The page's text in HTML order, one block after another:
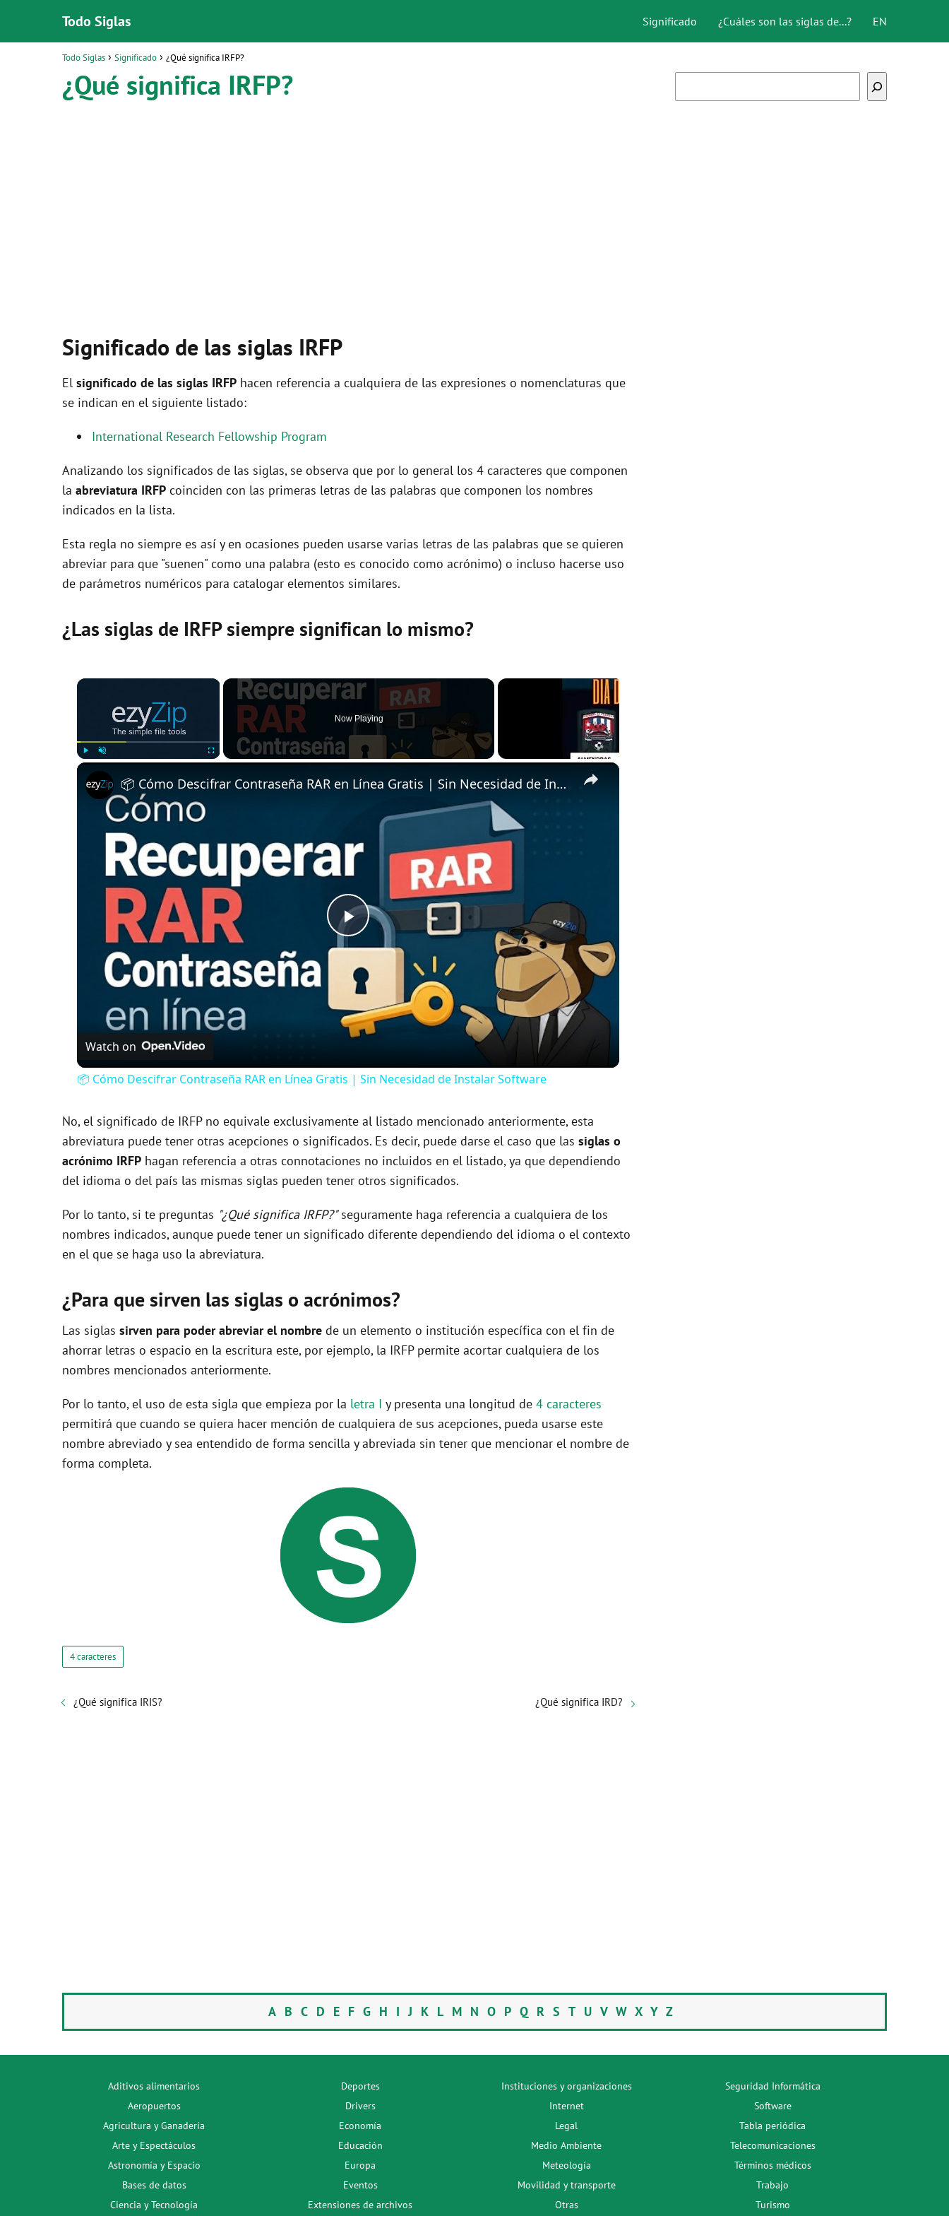
Todo Siglas Significado ¿Cuáles son las siglas de...? EN
Todo Siglas Significado ¿Qué significa IRFP?
¿Qué significa IRFP?
Significado de las siglas IRFP
El significado de las siglas IRFP hacen referencia a cualquiera de las expresiones o nomenclaturas que
se indican en el siguiente listado:
International Research Fellowship Program
Analizando los significados de las siglas, se observa que por lo general los 4 caracteres que componen
la abreviatura IRFP coinciden con las primeras letras de las palabras que componen los nombres
indicados en la lista.
Esta regla no siempre es así y en ocasiones pueden usarse varias letras de las palabras que se quieren
abreviar para que "suenen" como una palabra (esto es conocido como acrónimo) o incluso hacerse uso
de parámetros numéricos para catalogar elementos similares.
¿Las siglas de IRFP siempre significan lo mismo?
×
Play Unmute Fullscreen
Now Playing
×
P
l
a
y
i
d
e
📦 Cómo Descifrar Contraseña RAR en Línea Gratis | Sin Necesidad de Instalar Software
Watch on
📦 Cómo Descifrar Contraseña RAR en Línea Gratis | Sin Necesidad de Instalar Software
No, el significado de IRFP no equivale exclusivamente al listado mencionado anteriormente, esta
abreviatura puede tener otras acepciones o significados. Es decir, puede darse el caso que las siglas o
acrónimo IRFP hagan referencia a otras connotaciones no incluidos en el listado, ya que dependiendo
del idioma o del país las mismas siglas pueden tener otros significados.
Por lo tanto, si te preguntas "¿Qué significa IRFP?"seguramente haga referencia a cualquiera de los
nombres indicados, aunque puede tener un significado diferente dependiendo del idioma o el contexto
en el que se haga uso la abreviatura.
¿Para que sirven las siglas o acrónimos?
Las siglas sirven para poder abreviar el nombre de un elemento o institución específica con el fin de
ahorrar letras o espacio en la escritura este, por ejemplo, la IRFP permite acortar cualquiera de los
nombres mencionados anteriormente.
Por lo tanto, el uso de esta sigla que empieza por la letra I y presenta una longitud de 4 caracteres
permitirá que cuando se quiera hacer mención de cualquiera de sus acepciones, pueda usarse este
nombre abreviado y sea entendido de forma sencilla y abreviada sin tener que mencionar el nombre de
forma completa.
4 caracteres
¿Qué significa IRIS? ¿Qué significa IRD?
A B C D E F G H IJ K L M N O P Q R S T U V W X Y Z
Aditivos alimentarios
Aeropuertos
Agricultura y Ganadería
Arte y Espectáculos
Astronomía y Espacio
Bases de datos
Ciencia y Tecnología
Deportes
Drivers
Economía
Educación
Europa
Eventos
Extensiones de archivos
Instituciones y organizaciones
Internet
Legal
Medio Ambiente
Meteología
Movilidad y transporte
Otras
Seguridad Informática
Software
Tabla periódica
Telecomunicaciones
Términos médicos
Trabajo
Turismo